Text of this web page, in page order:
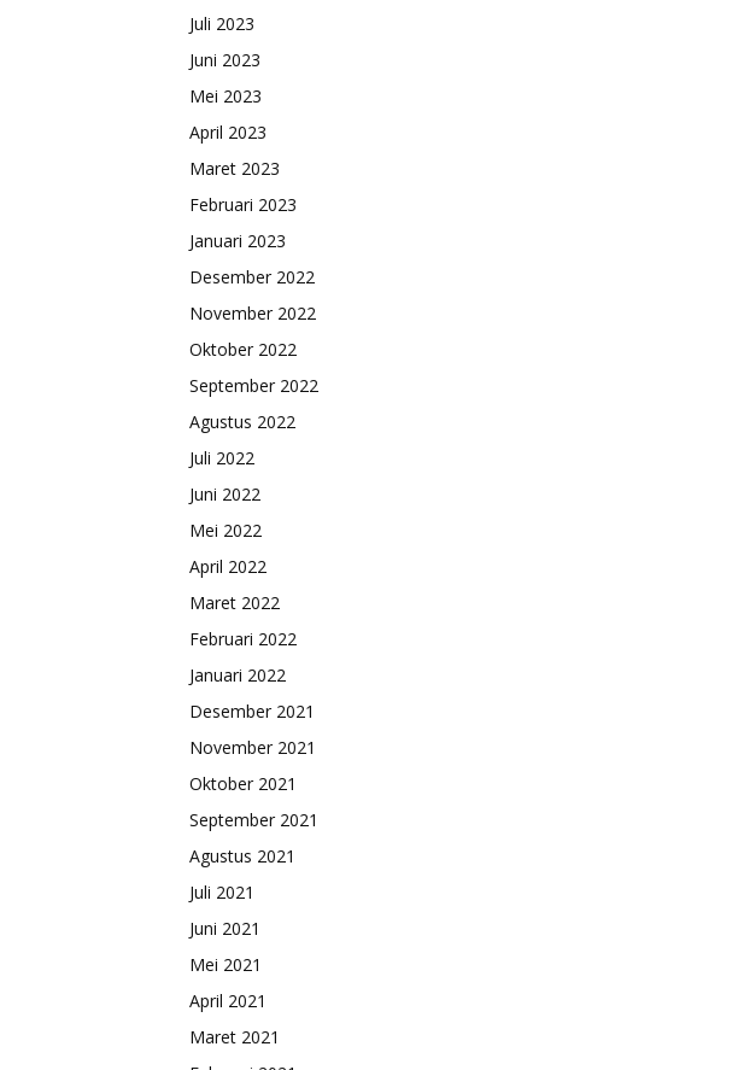
Juli 2023
Juni 2023
Mei 2023
April 2023
Maret 2023
Februari 2023
Januari 2023
Desember 2022
November 2022
Oktober 2022
September 2022
Agustus 2022
Juli 2022
Juni 2022
Mei 2022
April 2022
Maret 2022
Februari 2022
Januari 2022
Desember 2021
November 2021
Oktober 2021
September 2021
Agustus 2021
Juli 2021
Juni 2021
Mei 2021
April 2021
Maret 2021